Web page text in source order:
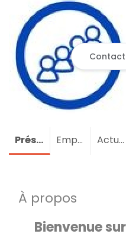
Présentation Emploi Actualités
À propos
Bienvenue